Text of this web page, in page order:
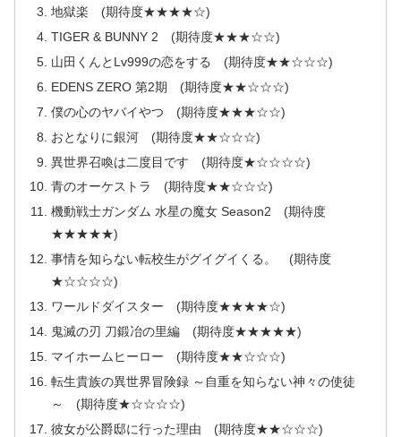
地獄楽 (期待度★★★★☆)
TIGER & BUNNY 2 (期待度★★★☆☆)
山田くんとLv999の恋をする (期待度★★☆☆☆)
EDENS ZERO 第2期 (期待度★★☆☆☆)
僕の心のヤバイやつ (期待度★★★☆☆)
おとなりに銀河 (期待度★★☆☆☆)
異世界召喚は二度目です (期待度★☆☆☆☆)
青のオーケストラ (期待度★★☆☆☆)
機動戦士ガンダム 水星の魔女 Season2 (期待度
★★★★★)
事情を知らない転校生がグイグイくる。 (期待度
★☆☆☆☆)
ワールドダイスター (期待度★★★★☆)
鬼滅の刃 刀鍛冶の里編 (期待度★★★★★)
マイホームヒーロー (期待度★★☆☆☆)
転生貴族の異世界冒険録 ～自重を知らない神々の使徒
～ (期待度★☆☆☆☆)
彼女が公爵邸に行った理由 (期待度★★☆☆☆)